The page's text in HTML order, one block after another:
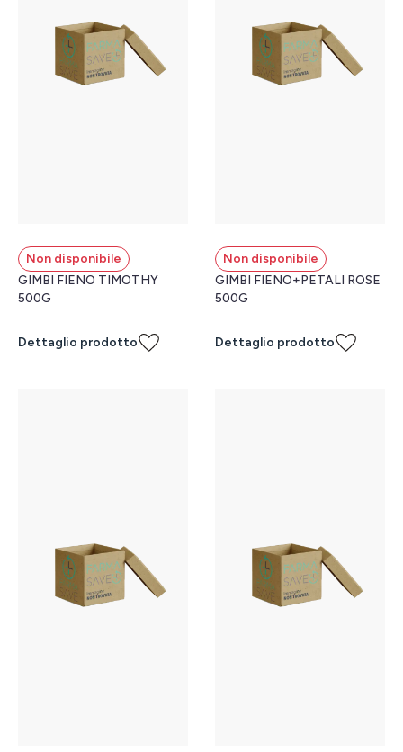
Non disponibile
GIMBI FIENO TIMOTHY
500G
Dettaglio prodotto
Non disponibile
GIMBI FIENO+PETALI ROSE
500G
Dettaglio prodotto